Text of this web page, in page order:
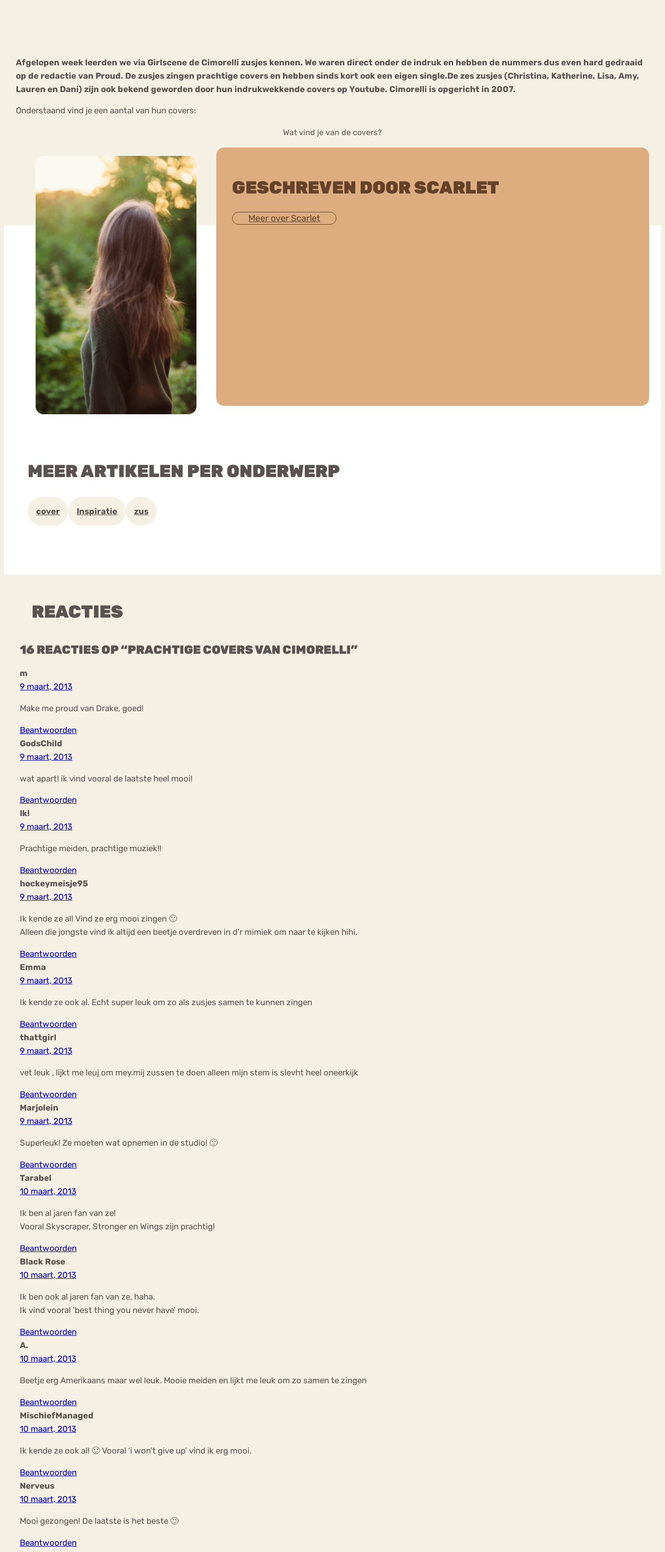
Afgelopen week leerden we via Girlscene de Cimorelli zusjes kennen. We waren direct onder de indruk en hebben de nummers dus even hard gedraaid
op de redactie van Proud. De zusjes zingen prachtige covers en hebben sinds kort ook een eigen single.De zes zusjes (Christina, Katherine, Lisa, Amy,
Lauren en Dani) zijn ook bekend geworden door hun indrukwekkende covers op Youtube. Cimorelli is opgericht in 2007.
Onderstaand vind je een aantal van hun covers:
Wat vind je van de covers?
GESCHREVEN DOOR SCARLET
Meer over Scarlet
MEER ARTIKELEN PER ONDERWERP
cover Inspiratie zus
REACTIES
16 REACTIES OP “PRACHTIGE COVERS VAN CIMORELLI”
m
9 maart, 2013
Make me proud van Drake, goed!
Beantwoorden
GodsChild
9 maart, 2013
wat apart! ik vind vooral de laatste heel mooi!
Beantwoorden
Ik!
9 maart, 2013
Prachtige meiden, prachtige muziek!!
Beantwoorden
hockeymeisje95
9 maart, 2013
Ik kende ze al! Vind ze erg mooi zingen 🙂
Alleen die jongste vind ik altijd een beetje overdreven in d’r mimiek om naar te kijken hihi.
Beantwoorden
Emma
9 maart, 2013
Ik kende ze ook al. Echt super leuk om zo als zusjes samen te kunnen zingen
Beantwoorden
thattgirl
9 maart, 2013
vet leuk , lijkt me leuj om mey.mij zussen te doen alleen mijn stem is slevht heel oneerkijk
Beantwoorden
Marjolein
9 maart, 2013
Superleuk! Ze moeten wat opnemen in de studio! 🙂
Beantwoorden
Tarabel
10 maart, 2013
Ik ben al jaren fan van ze!
Vooral Skyscraper, Stronger en Wings zijn prachtig!
Beantwoorden
Black Rose
10 maart, 2013
Ik ben ook al jaren fan van ze, haha.
Ik vind vooral ‘best thing you never have’ mooi.
Beantwoorden
A.
10 maart, 2013
Beetje erg Amerikaans maar wel leuk. Mooie meiden en lijkt me leuk om zo samen te zingen
Beantwoorden
MischiefManaged
10 maart, 2013
Ik kende ze ook al! 🙂 Vooral ‘i won’t give up’ vind ik erg mooi.
Beantwoorden
Nerveus
10 maart, 2013
Mooi gezongen! De laatste is het beste 🙂
Beantwoorden
Boulimia Nervosa Eetstoornis Anorexia Nervosa Eetbuien Piekeren Sport
Orthorexia
Afvallen Angst